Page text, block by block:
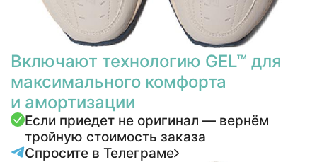
Включают технологию GEL™ для
максимального комфорта
и амортизации
Если приедет не оригинал — вернём
тройную стоимость заказа
Спросите в Телеграме